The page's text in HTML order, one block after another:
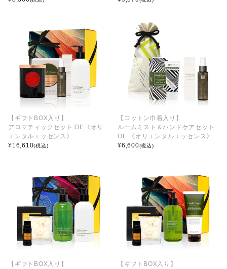
【ギフトBOX入り】
アロマティックセット OE《オリ
エンタルエッセンス》
¥16,610(税込)
【コットン巾着入り】
ルームミスト＆ハンドケアセット
OE 《オリエンタルエッセンス》
¥6,600(税込)
【ギフトBOX入り】
【ギフトBOX入り】